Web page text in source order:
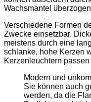
Wachsmantel
Verschiedene Formen
Zwecke einsetzbar.
meistens durch eine
schlanke, hohe Kerzen
Kerzenleuchtern
Modern und
Sie können auch
werden, da die